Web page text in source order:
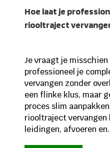
Hoe laat je
riooltraject
Je vraagt je
professioneel je
vervangen zonder
een flinke klus, maar
proces slim
riooltraject
leidingen, afvoeren